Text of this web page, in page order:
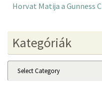
Horvat Matija a Gunness
Kategóriák
Kategóriák